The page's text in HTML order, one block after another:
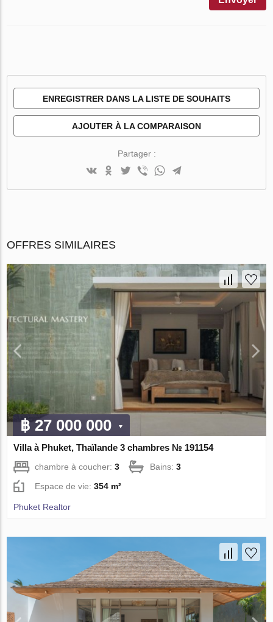
ENREGISTRER DANS LA LISTE DE SOUHAITS
AJOUTER À LA COMPARAISON
Partager :
OFFRES SIMILAIRES
฿ 27 000 000
Villa à Phuket, Thaïlande 3 chambres № 191154
chambre à coucher:3 Bains:3
Espace de vie:354 m²
Phuket Realtor